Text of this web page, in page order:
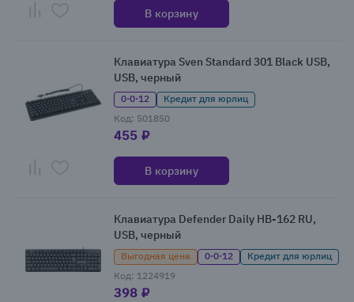
В корзину
Клавиатура Sven Standard 301 Black USB,
USB, черный
0·0·12
Кредит для юрлиц
Код: 501850
455 ₽
В корзину
Клавиатура Defender Daily HB-162 RU,
USB, черный
Выгодная цена 0·0·12
Кредит для юрлиц
Код: 1224919
398 ₽